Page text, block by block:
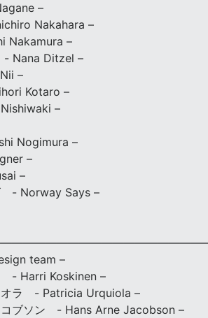
–
Nakahara –
Nakamura –
Nana Ditzel –
–
Kotaro –
–
Nogimura –
–
–
- Norway Says –
team –
- Harri Koskinen –
オラ - Patricia Urquiola –
コブソン - Hans Arne Jacobson –